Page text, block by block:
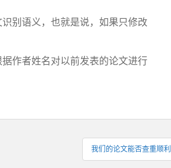
别语义，也就是说，如果只修改
作者姓名对以前发表的论文进行
我们的论文能否查重顺利